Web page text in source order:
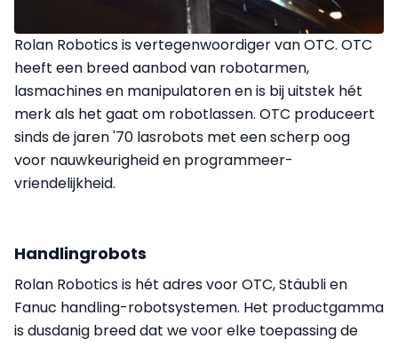
Rolan Robotics is vertegenwoordiger van OTC. OTC
heeft een breed aanbod van robotarmen,
lasmachines en manipulatoren en is bij uitstek hét
merk als het gaat om robotlassen. OTC produceert
sinds de jaren '70 lasrobots met een scherp oog
voor nauwkeurigheid en programmeer-
vriendelijkheid.
Handlingrobots
Rolan Robotics is hét adres voor OTC, Stäubli en
Fanuc handling-robotsystemen. Het productgamma
is dusdanig breed dat we voor elke toepassing de